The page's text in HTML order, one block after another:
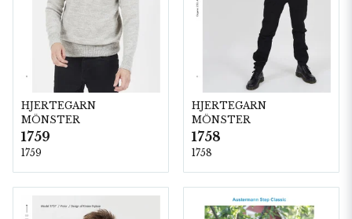
HJERTEGARN
MÖNSTER
1759
1759
HJERTEGARN
MÖNSTER
1758
1758